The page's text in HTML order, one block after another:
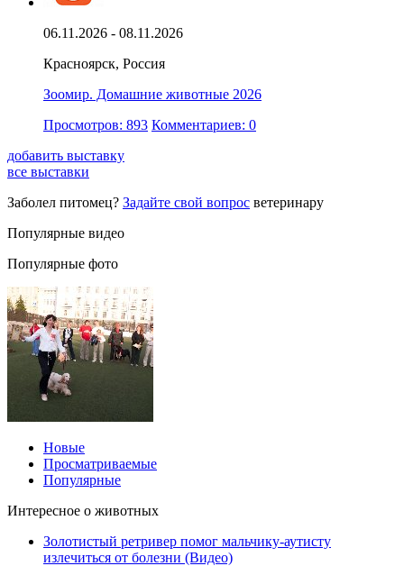
06.11.2026 - 08.11.2026
Красноярск, Россия
Зоомир. Домашние животные 2026
Просмотров: 893 Комментариев: 0
добавить выставку
все выставки
Заболел питомец? Задайте свой вопрос ветеринару
Популярные видео
Популярные фото
Новые
Просматриваемые
Популярные
Интересное о животных
Золотистый ретривер помог мальчику-аутисту
излечиться от болезни (Видео)